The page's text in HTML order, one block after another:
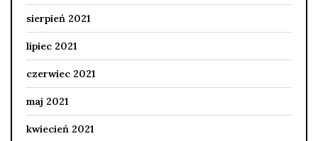
sierpień 2021
lipiec 2021
czerwiec 2021
maj 2021
kwiecień 2021